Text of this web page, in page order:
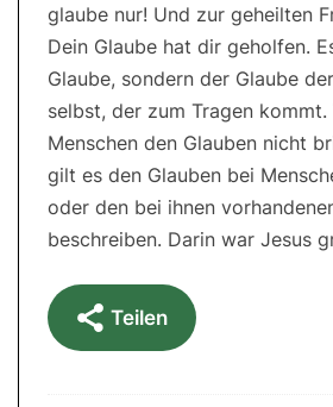
glaube nur! Und zur geheilten
Dein Glaube hat dir geholfen.
Glaube, sondern der Glaube
selbst, der zum Tragen kommt.
Menschen den Glauben nicht
gilt es den Glauben bei
oder den bei ihnen
beschreiben. Darin war Jesus
Teilen